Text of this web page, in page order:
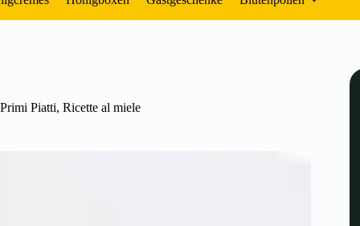
Primi Piatti, Ricette al miele